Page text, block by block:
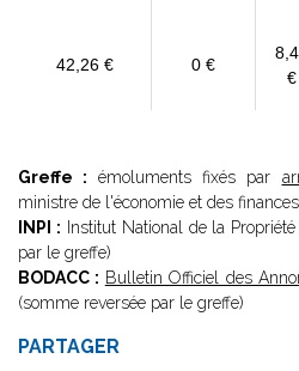
42,26 € 0 €
€
Greffe : émoluments fixés par
ministre de l'économie et des
INPI : Institut National de la
par le greffe)
BODACC : Bulletin Officiel des
(somme reversée par le greffe)
PARTAGER